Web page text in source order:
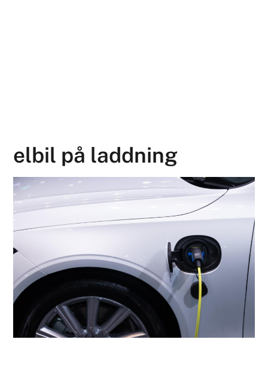
elbil på laddning